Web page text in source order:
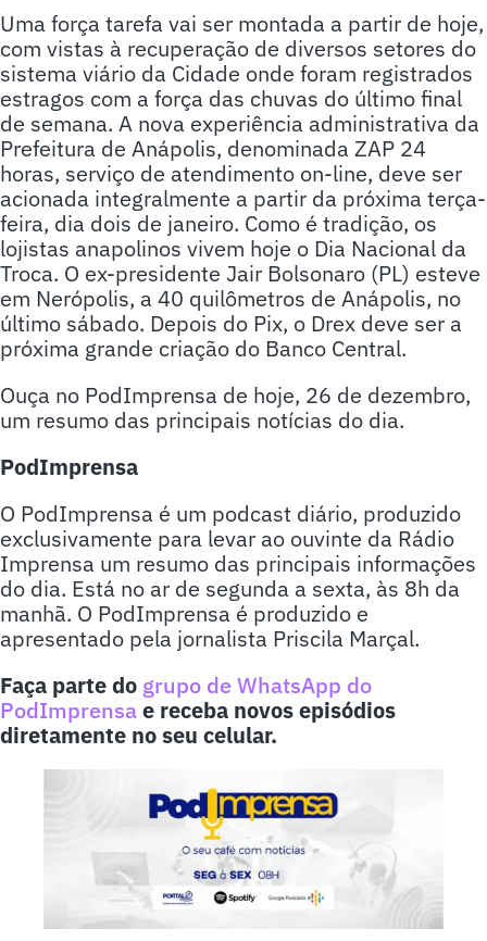
Uma força tarefa vai ser montada a partir de hoje,
com vistas à recuperação de diversos setores do
sistema viário da Cidade onde foram registrados
estragos com a força das chuvas do último final
de semana. A nova experiência administrativa da
Prefeitura de Anápolis, denominada ZAP 24
horas, serviço de atendimento on-line, deve ser
acionada integralmente a partir da próxima terça-
feira, dia dois de janeiro. Como é tradição, os
lojistas anapolinos vivem hoje o Dia Nacional da
Troca. O ex-presidente Jair Bolsonaro (PL) esteve
em Nerópolis, a 40 quilômetros de Anápolis, no
último sábado. Depois do Pix, o Drex deve ser a
próxima grande criação do Banco Central.
Ouça no PodImprensa de hoje, 26 de dezembro,
um resumo das principais notícias do dia.
PodImprensa
O PodImprensa é um podcast diário, produzido
exclusivamente para levar ao ouvinte da Rádio
Imprensa um resumo das principais informações
do dia. Está no ar de segunda a sexta, às 8h da
manhã. O PodImprensa é produzido e
apresentado pela jornalista Priscila Marçal.
Faça parte do grupo de WhatsApp do
PodImprensae receba novos episódios
diretamente no seu celular.